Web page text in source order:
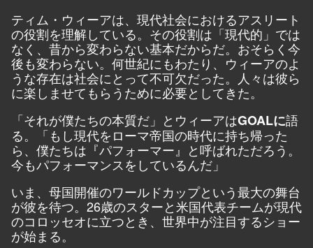
ティム・ウィーアは、現代社会におけるアスリート
の役割を理解している。その役割は「現代的」では
なく、昔から変わらない基本だからだ。おそらく今
後も変わらない。何世紀にもわたり、ウィーアのよ
うな存在は社会にとって不可欠だった。人々は彼ら
に楽しませてもらうために必要としてきた。
「それが僕たちの本質だ」とウィーアはGOALに語
る。「もし現代をローマ帝国の時代に持ち帰った
ら、僕たちは『パフォーマー』と呼ばれただろう。
今もパフォーマンスをしているんだ」
いま、母国開催のワールドカップという最大の舞台
が彼を待つ。26歳のスターと米国代表チームが現代
のコロッセオに立つとき、世界中が注目するショー
が始まる。